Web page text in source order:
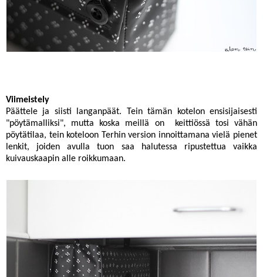
Viimeistely
Päättele ja siisti langanpäät. Tein tämän kotelon ensisijaisesti
"pöytämalliksi", mutta koska meillä on keittiössä tosi vähän
pöytätilaa, tein koteloon Terhin version innoittamana vielä pienet
lenkit, joiden avulla tuon saa halutessa ripustettua vaikka
kuivauskaapin alle roikkumaan.